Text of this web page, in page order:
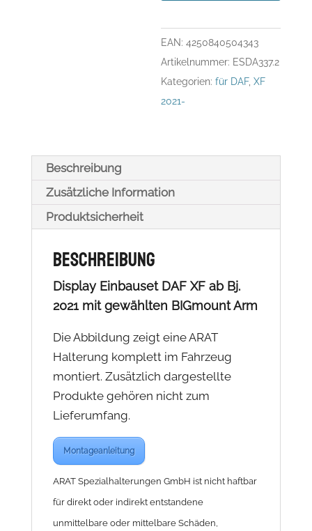
Bj.
2021
Menge
EAN:4250840504343
Artikelnummer: ESDA337.2
Kategorien:für DAF,XF
2021-
Beschreibung
Zusätzliche Information
Produktsicherheit
Beschreibung
Display Einbauset DAF XF ab Bj.
2021 mit gewählten BIGmount Arm
Die Abbildung zeigt eine ARAT
Halterung komplett im Fahrzeug
montiert. Zusätzlich dargestellte
Produkte gehören nicht zum
Lieferumfang.
Montageanleitung
ARAT Spezialhalterungen GmbH ist nicht haftbar
für direkt oder indirekt entstandene
unmittelbare oder mittelbare Schäden,